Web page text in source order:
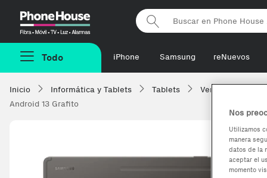
Phonehouse
Todo iPhone Samsung reNuevos
Inicio Informática y Tablets Tablets Ver todas
Android 13 Grafito
Nos
Utilizamos
manera
datos de la
aceptar el
momento